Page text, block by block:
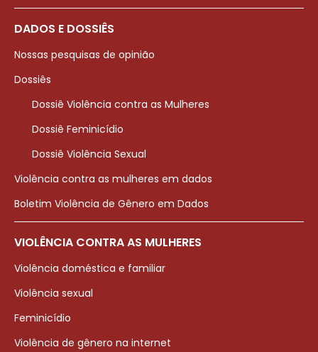
DADOS E DOSSIÊS
Nossas pesquisas de opinião
Dossiês
Dossiê Violência contra as Mulheres
Dossiê Feminicídio
Dossiê Violência Sexual
Violência contra as mulheres em dados
Boletim Violência de Gênero em Dados
VIOLÊNCIA CONTRA AS MULHERES
Violência doméstica e familiar
Violência sexual
Feminicídio
Violência de gênero na internet